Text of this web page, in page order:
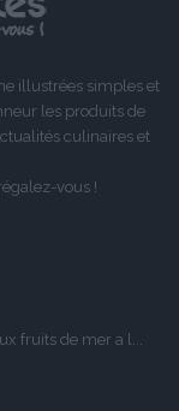
illustrées simples et
les produits de
culinaires et
vous !
fruits de mer a l...